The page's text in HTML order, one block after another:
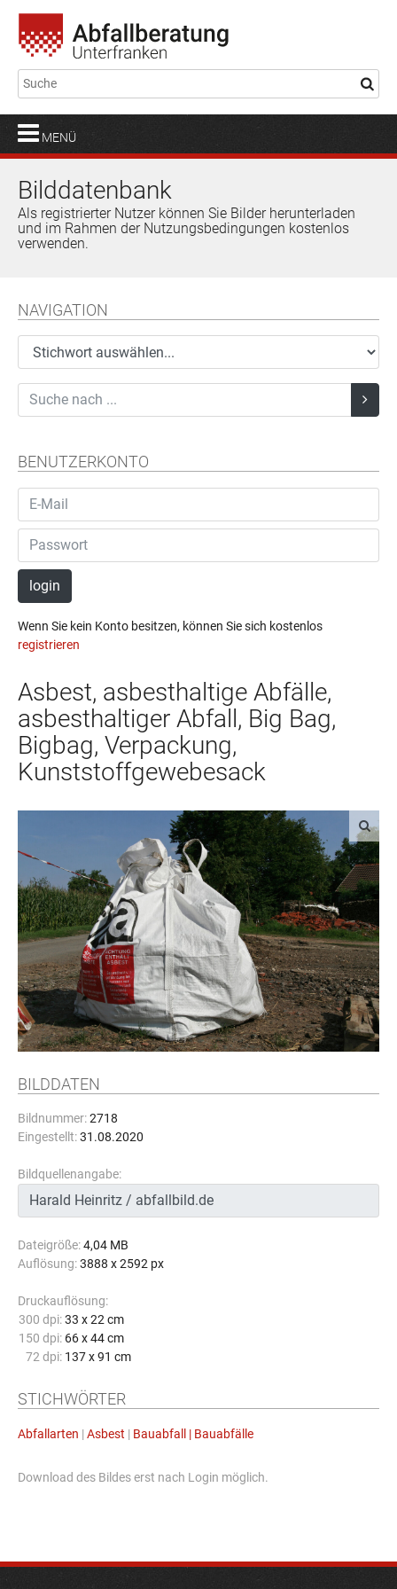
MENÜ
Bilddatenbank
Als registrierter Nutzer können Sie Bilder herunterladen
und im Rahmen der Nutzungsbedingungen kostenlos
verwenden.
NAVIGATION
BENUTZERKONTO
login
Wenn Sie kein Konto besitzen, können Sie sich kostenlos
registrieren
Asbest, asbesthaltige Abfälle,
asbesthaltiger Abfall, Big Bag,
Bigbag, Verpackung,
Kunststoffgewebesack
BILDDATEN
Bildnummer:2718
Eingestellt:31.08.2020
Bildquellenangabe:
Dateigröße:4,04 MB
Auflösung:3888 x 2592 px
Druckauflösung:
300 dpi: 33 x 22 cm
150 dpi: 66 x 44 cm
72 dpi: 137 x 91 cm
STICHWÖRTER
Abfallarten | Asbest | Bauabfall | Bauabfälle
Download des Bildes erst nach Login möglich.